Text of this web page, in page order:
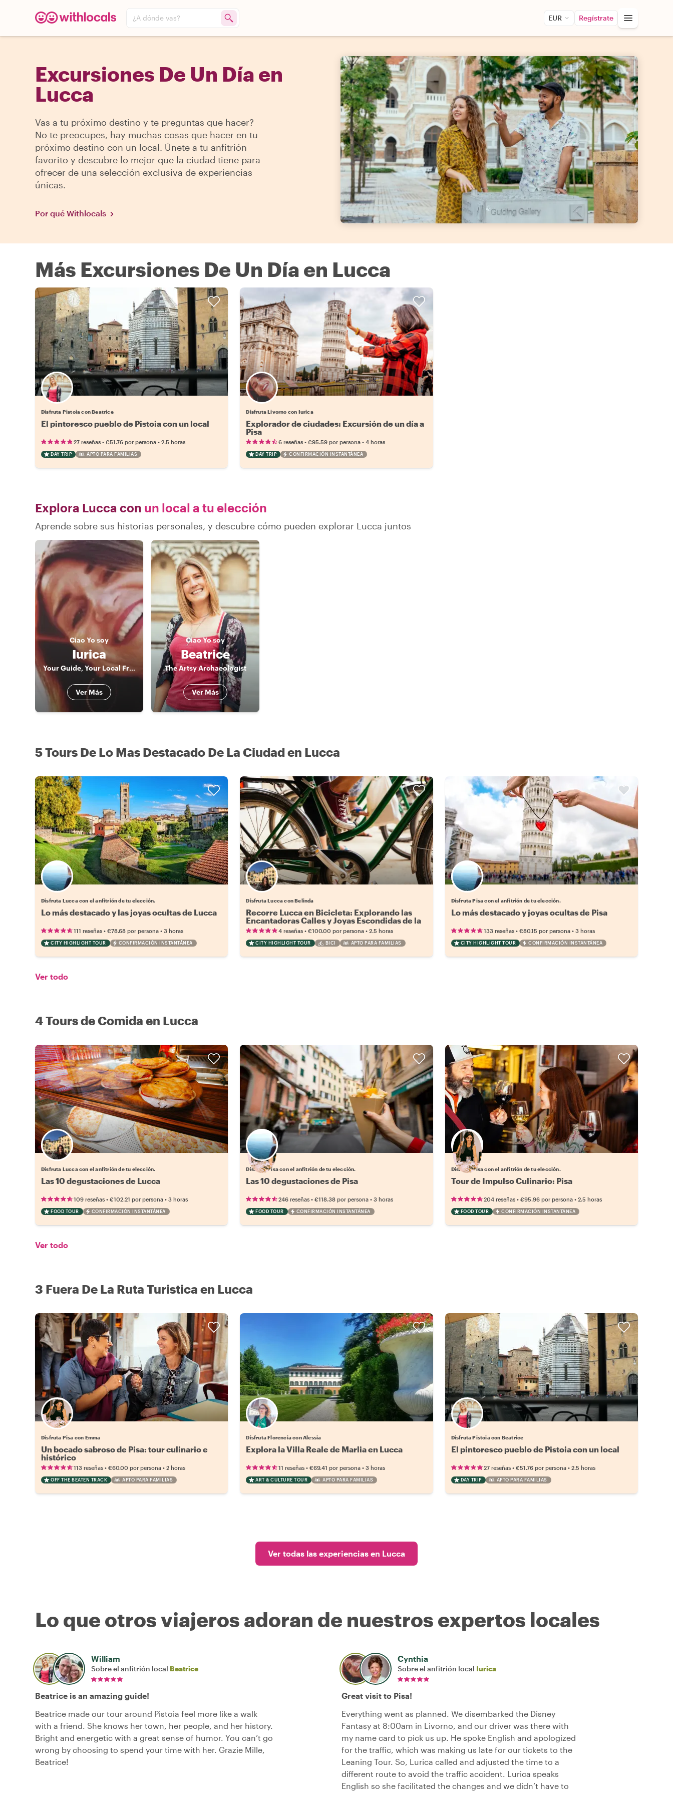
¿A dónde vas? EUR Regístrate
Excursiones De Un Día en
Lucca
Vas a tu próximo destino y te preguntas que hacer?
No te preocupes, hay muchas cosas que hacer en tu
próximo destino con un local. Únete a tu anfitrión
favorito y descubre lo mejor que la ciudad tiene para
ofrecer de una selección exclusiva de experiencias
únicas.
Por qué Withlocals
Más Excursiones De Un Día en Lucca
Disfruta Pistoia con Beatrice
El pintoresco pueblo de Pistoia con un local
27 reseñas • €51.76 por persona • 2.5 horas
DAY TRIP APTO PARA FAMILIAS
Disfruta Livorno con Iurica
Explorador de ciudades: Excursión de un día a
Pisa
6 reseñas •€95.59 por persona •4 horas
DAY TRIP CONFIRMACIÓN INSTANTÁNEA
Explora Lucca con un local a tu elección
Aprende sobre sus historias personales, y descubre cómo pueden explorar Lucca juntos
Ciao Yo soy
Iurica
Your Guide, Your Local Friend!!! In Livorno, Florence & Pisa
Ver Más
CiaoYo soy
Beatrice
The Artsy Archaeologist
Ver Más
5 Tours De Lo Mas Destacado De La Ciudad en Lucca
Elige tu local favorito
Disfruta Lucca con el anfitrión de tu elección.
Lo más destacado y las joyas ocultas de Lucca
111 reseñas • €78.68 por persona • 3 horas
CITY HIGHLIGHT TOUR CONFIRMACIÓN INSTANTÁNEA
Disfruta Lucca con Belinda
Recorre Lucca en Bicicleta: Explorando las
Encantadoras Calles y Joyas Escondidas de la
Ciudad
4 reseñas •€100.00 por persona •2.5 horas
CITY HIGHLIGHT TOUR BICI APTO PARA FAMILIAS
Elige tu local favorito
Disfruta Pisa con el anfitrión de tu elección.
Lo más destacado y joyas ocultas de Pisa
133 reseñas• €80.15 por persona• 3 horas
CITY HIGHLIGHT TOUR CONFIRMACIÓN INSTANTÁNEA
Ver todo
4 Tours de Comida en Lucca
Elige tu local favorito
Disfruta Lucca con el anfitrión de tu elección.
Las 10 degustaciones de Lucca
109 reseñas • €102.21 por persona • 3 horas
FOOD TOUR CONFIRMACIÓN INSTANTÁNEA
Elige tu local favorito
Disfruta Pisa con el anfitrión de tu elección.
Las 10 degustaciones de Pisa
246 reseñas •€118.38 por persona •3 horas
FOOD TOUR CONFIRMACIÓN INSTANTÁNEA
Elige tu local favorito
Disfruta Pisa con el anfitrión de tu elección.
Tour de Impulso Culinario: Pisa
204 reseñas• €95.96 por persona• 2.5 horas
FOOD TOUR CONFIRMACIÓN INSTANTÁNEA
Ver todo
3 Fuera De La Ruta Turistica en Lucca
Disfruta Pisa con Emma
Un bocado sabroso de Pisa: tour culinario e
histórico
113 reseñas • €60.00 por persona • 2 horas
OFF THE BEATEN TRACK APTO PARA FAMILIAS
Disfruta Florencia con Alessia
Explora la Villa Reale de Marlia en Lucca
11 reseñas •€69.41 por persona •3 horas
ART & CULTURE TOUR APTO PARA FAMILIAS
Disfruta Pistoia con Beatrice
El pintoresco pueblo de Pistoia con un local
27 reseñas• €51.76 por persona• 2.5 horas
DAY TRIP APTO PARA FAMILIAS
Ver todas las experiencias en Lucca
Lo que otros viajeros adoran de nuestros expertos locales
William
Sobre el anfitrión local Beatrice
Beatrice is an amazing guide!
Beatrice made our tour around Pistoia feel more like a walk
with a friend. She knows her town, her people, and her history.
Bright and energetic with a great sense of humor. You can’t go
wrong by choosing to spend your time with her. Grazie Mille,
Beatrice!
Cynthia
Sobre el anfitrión local Iurica
Great visit to Pisa!
Everything went as planned. We disembarked the Disney
Fantasy at 8:00am in Livorno, and our driver was there with
my name card to pick us up. He spoke English and apologized
for the traffic, which was making us late for our tickets to the
Leaning Tour. So, Lurica called and adjusted the time to a
different route to avoid the traffic accident. Lurica speaks
English so she facilitated the changes and we didn’t have to